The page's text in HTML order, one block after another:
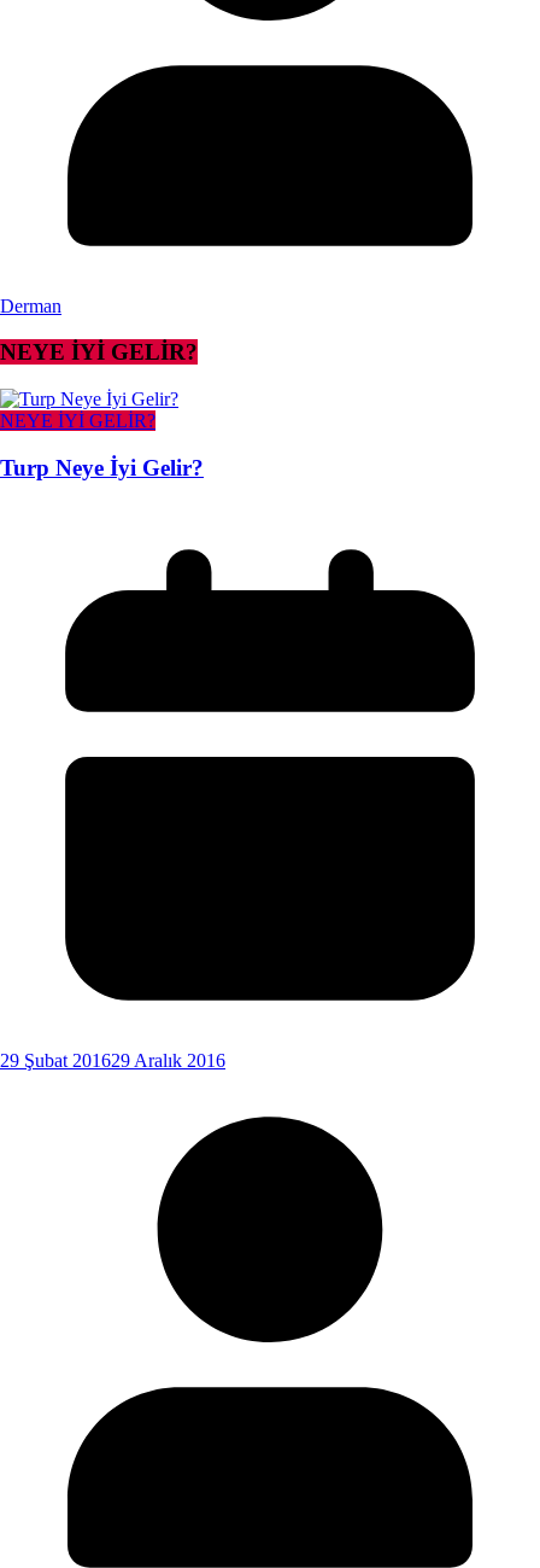
Derman
NEYE İYİ GELİR?
NEYE İYİ GELİR?
Turp Neye İyi Gelir?
29 Şubat 201629 Aralık 2016